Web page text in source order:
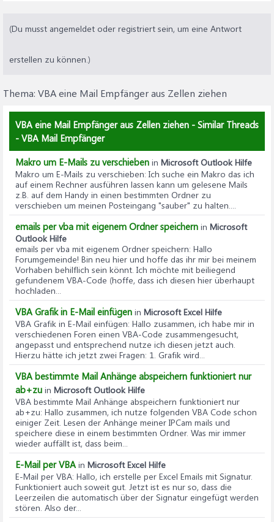
(Du musst angemeldet oder registriert sein, um eine Antwort
erstellen zu können.)
Thema: VBA eine Mail Empfänger aus Zellen ziehen
VBA eine Mail Empfänger aus Zellen ziehen - Similar Threads
- VBA Mail Empfänger
Makro um E-Mails zu verschieben in Microsoft Outlook Hilfe
Makro um E-Mails zu verschieben: Ich suche ein Makro das ich
auf einem Rechner ausführen lassen kann um gelesene Mails
z.B. auf dem Handy in einen bestimmten Ordner zu
verschieben um meinen Posteingang "sauber" zu halten....
emails per vba mit eigenem Ordner speichern in Microsoft
Outlook Hilfe
emails per vba mit eigenem Ordner speichern: Hallo
Forumgemeinde! Bin neu hier und hoffe das ihr mir bei meinem
Vorhaben behilflich sein könnt. Ich möchte mit beiliegend
gefundenem VBA-Code (hoffe, dass ich diesen hier überhaupt
hochladen...
VBA Grafik in E-Mail einfügen in Microsoft Excel Hilfe
VBA Grafik in E-Mail einfügen: Hallo zusammen, ich habe mir in
verschiedenen Foren einen VBA-Code zusammengesucht,
angepasst und entsprechend nutze ich diesen jetzt auch.
Hierzu hätte ich jetzt zwei Fragen: 1. Grafik wird...
VBA bestimmte Mail Anhänge abspeichern funktioniert nur
ab+zu in Microsoft Outlook Hilfe
VBA bestimmte Mail Anhänge abspeichern funktioniert nur
ab+zu: Hallo zusammen, ich nutze folgenden VBA Code schon
einiger Zeit. Lesen der Anhänge meiner IPCam mails und
speichere diese in einem bestimmten Ordner. Was mir immer
wieder auffällt ist, dass beim...
E-Mail per VBA in Microsoft Excel Hilfe
E-Mail per VBA: Hallo, ich erstelle per Excel Emails mit Signatur.
Funktioniert auch soweit gut. Jetzt ist es nur so, dass die
Leerzeilen die automatisch über der Signatur eingefügt werden
stören. Also der...